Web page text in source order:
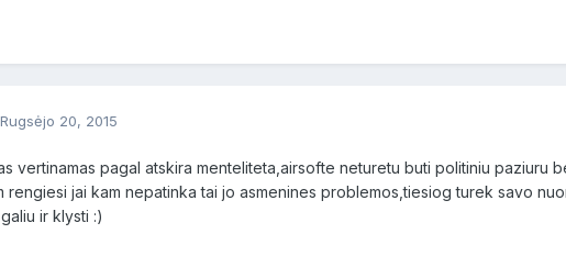
Rugsėjo 20, 2015
vertinamas pagal atskira menteliteta,airsofte neturetu buti politiniu paziuru
rengiesi jai kam nepatinka tai jo asmenines problemos,tiesiog turek savo
ir klysti :)